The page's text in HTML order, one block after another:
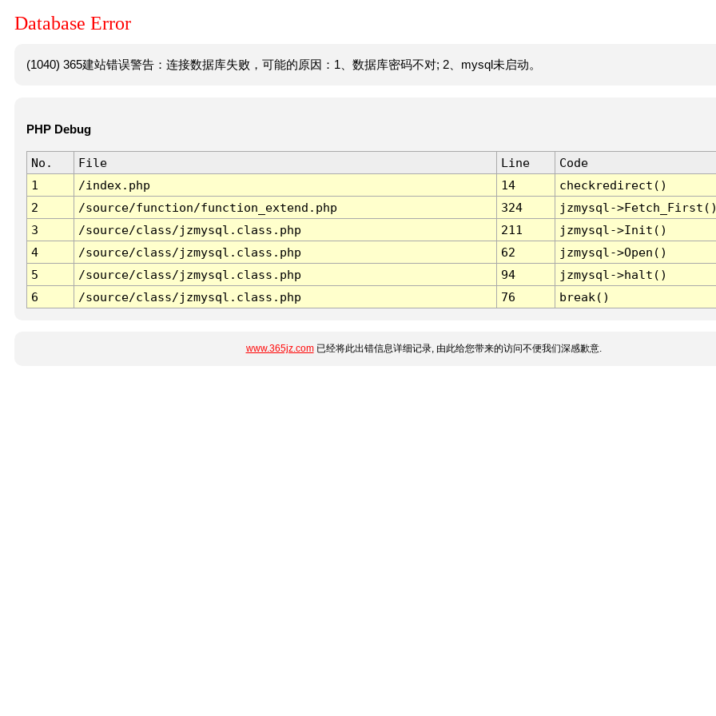
Database Error
(1040) 365建站错误警告：连接数据库失败，可能的原因：1、数据库密码不对; 2、mysql未启动。
PHP Debug
No. File Line
Code
1
/index.php 14
checkredirect()
2
/source/function/function_extend.php 324
jzmysql-
3
/source/class/jzmysql.class.php 211
jzmysql->Init()
4
/source/class/jzmysql.class.php 62
jzmysql->Open()
5
/source/class/jzmysql.class.php 94
jzmysql->halt()
6
/source/class/jzmysql.class.php 76 break()
www.365jz.com已经将此出错信息详细记录, 由此给您带来的访问不便我们深感歉意.